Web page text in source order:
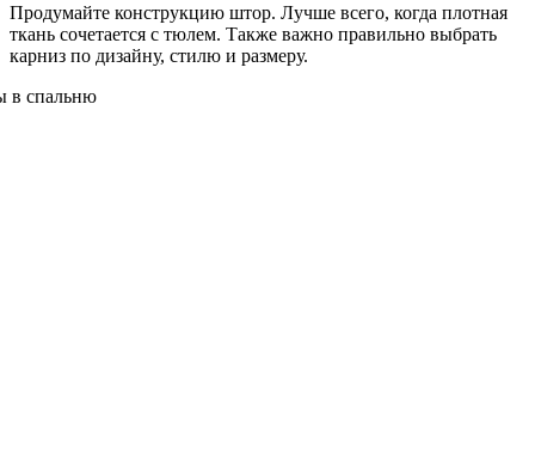
Продумайте конструкцию штор. Лучше всего, когда плотная
ткань сочетается с тюлем. Также важно правильно выбрать
карниз по дизайну, стилю и размеру.